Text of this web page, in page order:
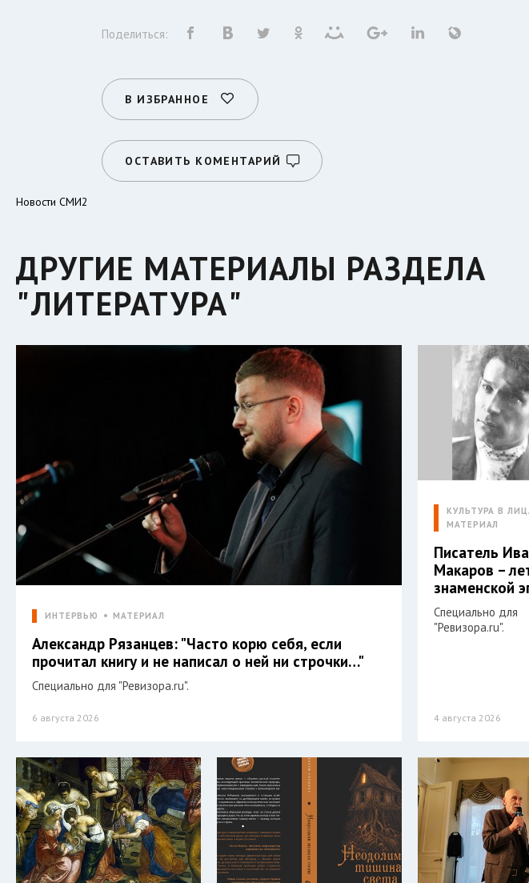
Поделиться:
В ИЗБРАННОЕ
ОСТАВИТЬ КОМЕНТАРИЙ
Новости СМИ2
ДРУГИЕ МАТЕРИАЛЫ РАЗДЕЛА
"ЛИТЕРАТУРА"
ИНТЕРВЬЮ МАТЕРИАЛ
Александр Рязанцев: "Часто корю себя, если
прочитал книгу и не написал о ней ни строчки…"
Специально для "Ревизора.ru".
6 августа 2026
КУЛЬТУРА В
МАТЕРИАЛ
Писатель
Макаров –
знаменской
Специально для
"Ревизора.ru".
4 августа 2026